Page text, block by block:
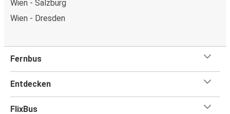
Wien - Salzburg
Wien - Dresden
Fernbus
Entdecken
FlixBus